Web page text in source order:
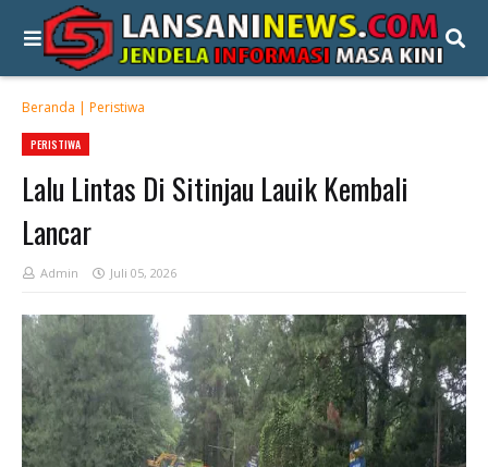
Beranda | Peristiwa
PERISTIWA
Lalu Lintas Di Sitinjau Lauik Kembali
Lancar
Admin Juli 05, 2026